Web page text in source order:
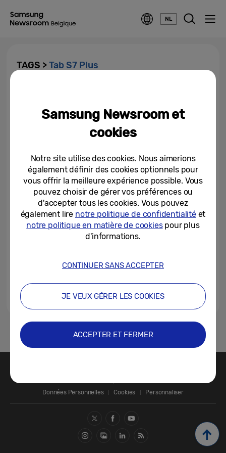
NL
TAGS >Tab S7 Plus
Galaxy Tab S7 et S7+ grâce à...
02-02-2021
1
Données Personnelles
Cookies Personnaliser
Samsung Newsroom et
cookies
Notre site utilise des cookies. Nous aimerions
également définir des cookies optionnels pour
vous offrir la meilleure expérience possible. Vous
pouvez choisir de gérer vos préférences ou
d'accepter tous les cookies. Vous pouvez
également lire notre politique de confidentialitéet
notre politique en matière de cookiespour plus
d'informations.
CONTINUER SANS ACCEPTER
JE VEUX GÉRER LES COOKIES
ACCEPTER ET FERMER